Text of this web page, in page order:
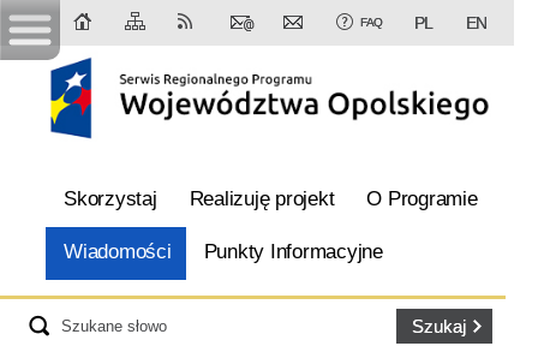
FAQ PL EN
Skorzystaj Realizuję projekt O Programie
Wiadomości Punkty Informacyjne